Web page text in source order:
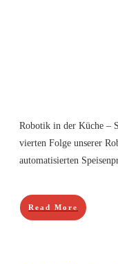
Robotik in der Küche –
vierten Folge unserer
automatisierten
Read More